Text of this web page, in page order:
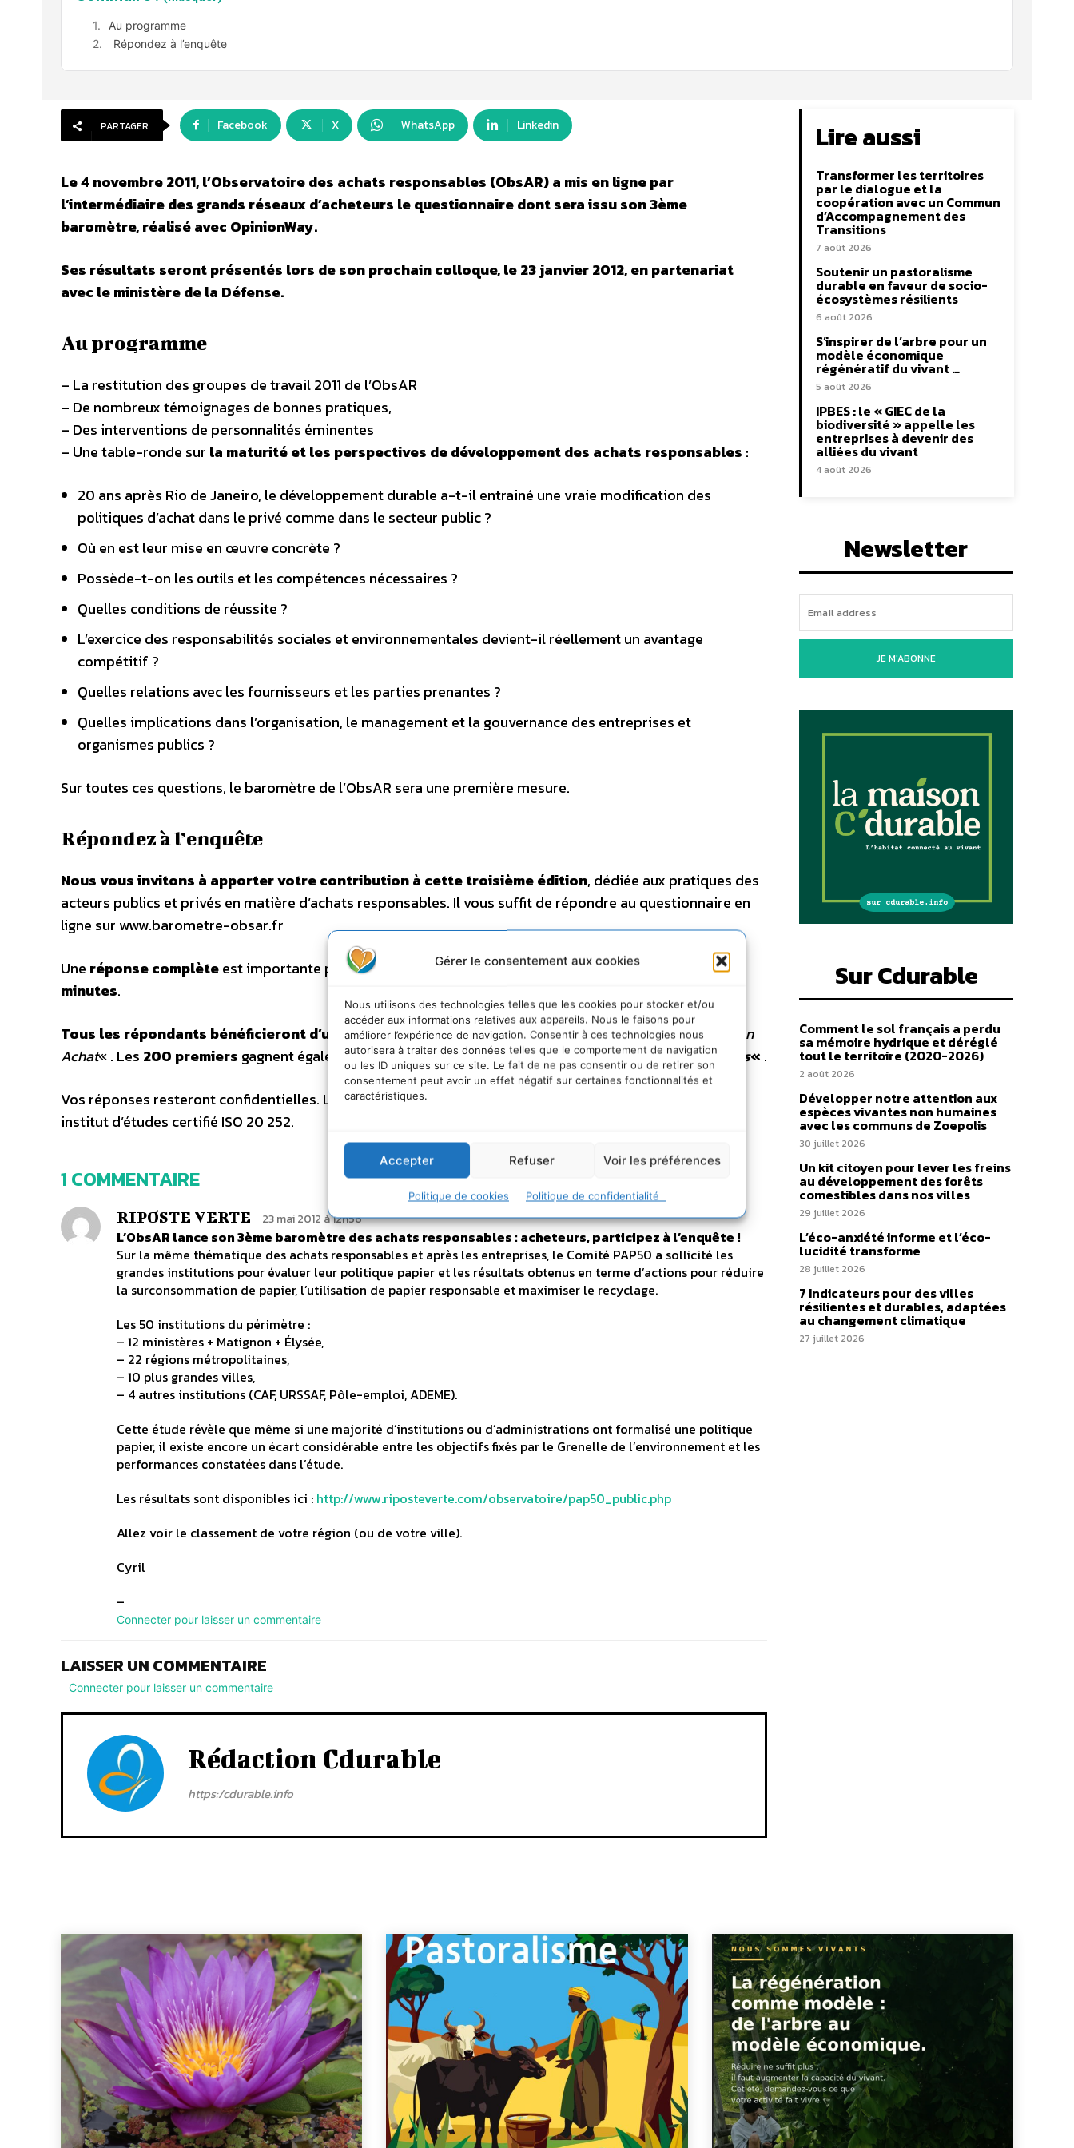
Gérer le consentement aux cookies
Nous utilisons des technologies telles que les cookies pour stocker et/ou
accéder aux informations relatives aux appareils. Nous le faisons pour
améliorer l’expérience de navigation. Consentir à ces technologies nous
autorisera à traiter des données telles que le comportement de navigation
ou les ID uniques sur ce site. Le fait de ne pas consentir ou de retirer son
consentement peut avoir un effet négatif sur certaines fonctionnalités et
caractéristiques.
Accepter Refuser Voir les préférences
Politique de cookies Politique de confidentialité
Au programme
Répondez à l’enquête
PARTAGER Facebook X WhatsApp Linkedin
Le 4 novembre 2011, l’Observatoire des achats responsables (ObsAR) a mis en ligne par
l’intermédiaire des grands réseaux d’acheteurs le questionnaire dont sera issu son 3ème
baromètre, réalisé avec OpinionWay.
Ses résultats seront présentés lors de son prochain colloque, le 23 janvier 2012, en partenariat
avec le ministère de la Défense.
Au programme
– La restitution des groupes de travail 2011 de l’ObsAR
– De nombreux témoignages de bonnes pratiques,
– Des interventions de personnalités éminentes
– Une table-ronde sur la maturité et les perspectives de développement des achats responsables :
20 ans après Rio de Janeiro, le développement durable a-t-il entrainé une vraie modification des
politiques d’achat dans le privé comme dans le secteur public ?
Où en est leur mise en œuvre concrète ?
Possède-t-on les outils et les compétences nécessaires ?
Quelles conditions de réussite ?
L’exercice des responsabilités sociales et environnementales devient-il réellement un avantage
compétitif ?
Quelles relations avec les fournisseurs et les parties prenantes ?
Quelles implications dans l’organisation, le management et la gouvernance des entreprises et
organismes publics ?
Sur toutes ces questions, le baromètre de l’ObsAR sera une première mesure.
Répondez à l’enquête
Nous vous invitons à apporter votre contribution à cette troisième édition, dédiée aux pratiques des
acteurs publics et privés en matière d’achats responsables. Il vous suffit de répondre au questionnaire en
ligne sur www.barometre-obsar.fr
Une réponse complèteest importante pour l’intérêt de cette enquête. Elle ne vous prendra que
10 à 12
minutes.
Tous les répondants bénéficieront d’un abonnement d’un an à la newsletter de la CDAF«Profession
Achat« . Les 200 premiers gagnent égalementun abonnement d’un an au mensuel «Décisions Achats« .
Vos réponses resteront confidentielles. Les résultats seront traités de manière globale, par OpinionWay,
institut d’études certifié ISO 20 252.
1 COMMENTAIRE
RIPOSTE VERTE 23 mai 2012 à 12h56
L’ObsAR lance son 3ème baromètre des achats responsables : acheteurs, participez à l’enquête !
Sur la même thématique des achats responsables et après les entreprises, le Comité PAP50 a sollicité les
grandes institutions pour évaluer leur politique papier et les résultats obtenus en terme d’actions pour réduire
la surconsommation de papier, l’utilisation de papier responsable et maximiser le recyclage.
Les 50 institutions du périmètre :
– 12 ministères + Matignon + Élysée,
– 22 régions métropolitaines,
– 10 plus grandes villes,
– 4 autres institutions (CAF, URSSAF, Pôle-emploi, ADEME).
Cette étude révèle que même si une majorité d’institutions ou d’administrations ont formalisé une politique
papier, il existe encore un écart considérable entre les objectifs fixés par le Grenelle de l’environnement et les
performances constatées dans l’étude.
Les résultats sont disponibles ici : http://www.riposteverte.com/observatoire/pap50_public.php
Allez voir le classement de votre région (ou de votre ville).
Cyril
–
Connecter pour laisser un commentaire
LAISSER UN COMMENTAIRE
Connecter pour laisser un commentaire
Rédaction Cdurable
https:/cdurable.info
Lire aussi
Transformer les territoires
par le dialogue et la
coopération avec un Commun
d’Accompagnement des
Transitions
7 août 2026
Soutenir un pastoralisme
durable en faveur de socio-
écosystèmes résilients
6 août 2026
S’inspirer de l’arbre pour un
modèle économique
régénératif du vivant …
5 août 2026
IPBES : le « GIEC de la
biodiversité » appelle les
entreprises à devenir des
alliées du vivant
4 août 2026
Newsletter
JE M'ABONNE
Sur Cdurable
Comment le sol français a perdu
sa mémoire hydrique et déréglé
tout le territoire (2020-2026)
2 août 2026
Développer notre attention aux
espèces vivantes non humaines
avec les communs de Zoepolis
30 juillet 2026
Un kit citoyen pour lever les freins
au développement des forêts
comestibles dans nos villes
29 juillet 2026
L’éco-anxiété informe et l’éco-
lucidité transforme
28 juillet 2026
7 indicateurs pour des villes
résilientes et durables, adaptées
au changement climatique
27 juillet 2026